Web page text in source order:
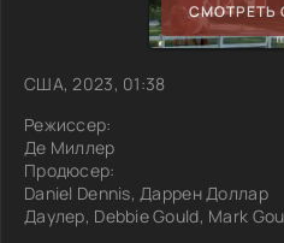
СМОТРЕТЬ
США, 2023, 01:38
Режиссер:
Де Миллер
Продюсер:
Daniel Dennis, Даррен Доллар
Даулер, Debbie Gould, Mark